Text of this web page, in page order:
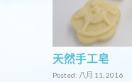
天然手工皂
Posted: 八月 11, 2016